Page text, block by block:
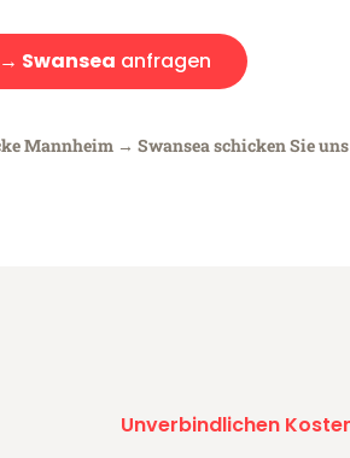
Swansea anfragen
Mannheim → Swansea schicken Sie
Unverbindlichen